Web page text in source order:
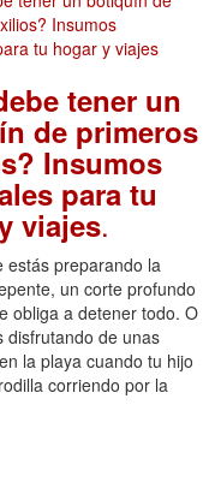
tener un
de primeros
Insumos
para tu
viajes.
estás preparando la
un corte profundo
obliga a detener todo. O
disfrutando de unas
la playa cuando tu hijo
corriendo por la